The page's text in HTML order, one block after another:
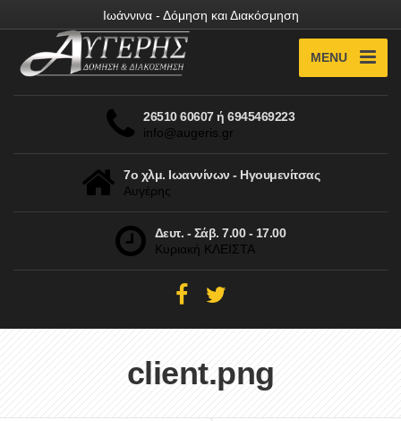
Ιωάννινα - Δόμηση και Διακόσμηση
MENU
26510 60607 ή 6945469223
info@augeris.gr
7ο χλμ. Ιωαννίνων - Ηγουμενίτσας
Αυγέρης
Δευτ. - Σάβ. 7.00 - 17.00
Κυριακή ΚΛΕΙΣΤΑ
client.png